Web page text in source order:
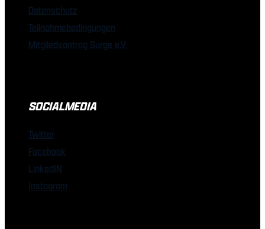
Datenschutz
Teilnahmebedingungen
Mitgliedsantrag Surge e.V.
SOCIALMEDIA
Twitter
Facebook
LinkedIN
Instagram